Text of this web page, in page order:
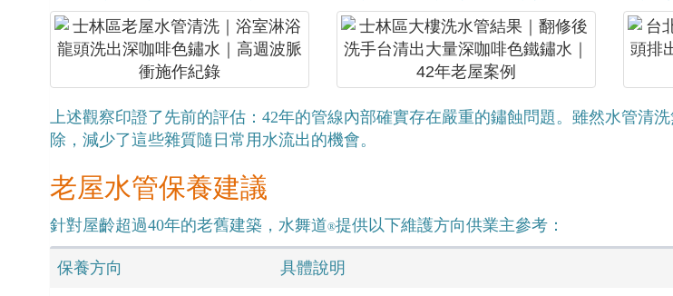
上述觀察印證了先前的評估：42年的管線內部確實存在嚴重的鏽蝕問題。雖然水管清
除，減少了這些雜質隨日常用水流出的機會。
老屋水管保養建議
針對屋齡超過40年的老舊建築，水舞道®提供以下維護方向供業主參考：
保養方向 具體說明